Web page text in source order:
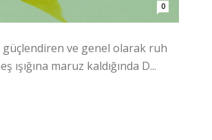
0
güçlendiren ve genel olarak ruh
maruz kaldığında D...